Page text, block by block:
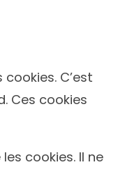
C’est
Ces cookies
cookies. Il ne